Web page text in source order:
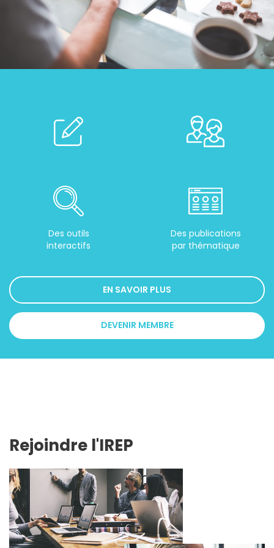
Des outils
interactifs
Des publications
par thématique
EN SAVOIR PLUS
DEVENIR MEMBRE
Rejoindre l'IREP